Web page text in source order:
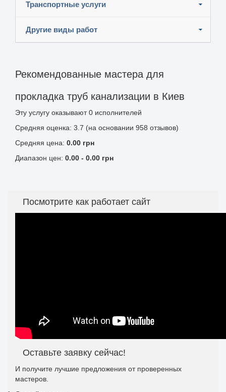
Транспортные услуги
Другие виды работ
Рекомендованные мастера для
прокладка труб канализации в Киев
Эту услугу оказывают0 исполнителей
Средняя оценка: 3.7 (на основании 958 отзывов)
Средняя цена: 0.00 грн
Диапазон цен: 0.00 - 0.00 грн
Посмотрите как работает сайт
Оставьте заявку сейчас!
И получите лучшие предложения от проверенных
мастеров.